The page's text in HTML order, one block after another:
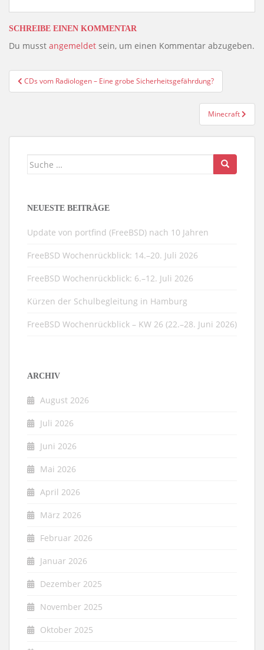
SCHREIBE EINEN KOMMENTAR
Du musst angemeldet sein, um einen Kommentar abzugeben.
Beitragsnavigation
CDs vom Radiologen – Eine grobe Sicherheitsgefährdung?
Minecraft
Suche
NEUESTE BEITRÄGE
Update von portfind (FreeBSD) nach 10 Jahren
FreeBSD Wochenrückblick: 14.–20. Juli 2026
FreeBSD Wochenrückblick: 6.–12. Juli 2026
Kürzen der Schulbegleitung in Hamburg
FreeBSD Wochenrückblick – KW 26 (22.–28. Juni 2026)
ARCHIV
August 2026
Juli 2026
Juni 2026
Mai 2026
April 2026
März 2026
Februar 2026
Januar 2026
Dezember 2025
November 2025
Oktober 2025